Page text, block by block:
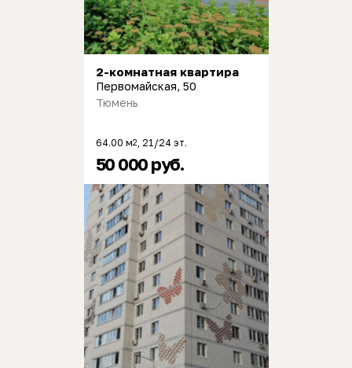
2-комнатная квартира
Первомайская, 50
Тюмень
64.00 м2 , 21/24 эт.
50 000 руб.